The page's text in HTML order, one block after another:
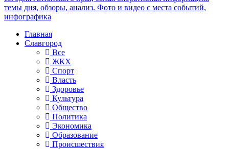
темы дня, обзоры, анализ. Фото и видео с места событий,
инфографика
Главная
Славгород
Все
ЖКХ
Спорт
Власть
Здоровье
Культура
Общество
Политика
Экономика
Образование
Происшествия